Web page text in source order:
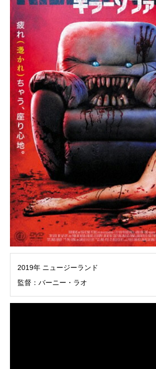
2019年 ニュージーランド
監督：バーニー・ラオ